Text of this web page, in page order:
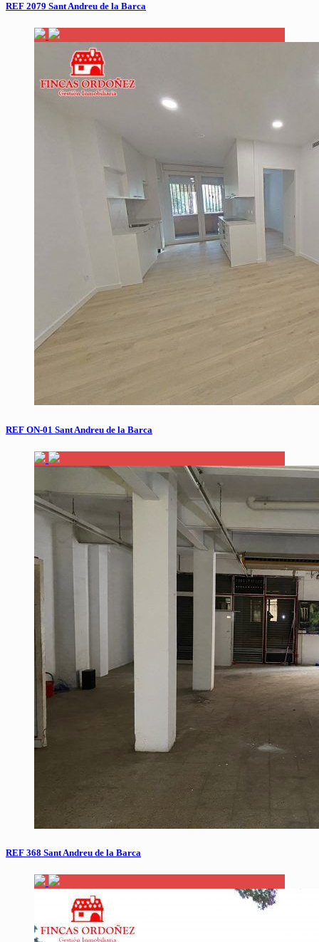
REF 2079 Sant Andreu de la Barca
REF ON-01 Sant Andreu de la Barca
REF 368 Sant Andreu de la Barca